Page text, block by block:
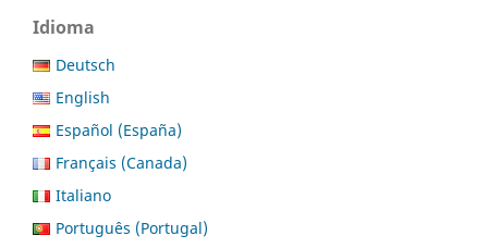
Idioma
Deutsch
English
Español (España)
Français (Canada)
Italiano
Português (Portugal)